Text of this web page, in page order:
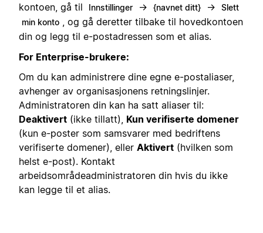
kontoen, gå til
Innstillinger → {navnet ditt} →
Slett
min konto , og gå deretter tilbake til hovedkontoen
din og legg til e-postadressen som et alias.
For Enterprise-brukere:
Om du kan administrere dine egne e-postaliaser,
avhenger av organisasjonens retningslinjer.
Administratoren din kan ha satt aliaser til:
Deaktivert (ikke tillatt), Kun verifiserte domener
(kun e-poster som samsvarer med bedriftens
verifiserte domener), eller Aktivert (hvilken som
helst e-post). Kontakt
arbeidsområdeadministratoren din hvis du ikke
kan legge til et alias.